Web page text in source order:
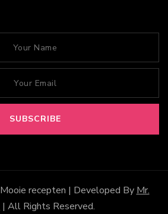
Mooie recepten | Developed By Mr.
| All Rights Reserved.